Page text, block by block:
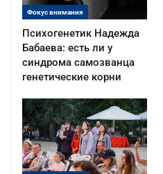
Фокус внимания
Психогенетик Надежда
Бабаева: есть ли у
синдрома самозванца
генетические корни